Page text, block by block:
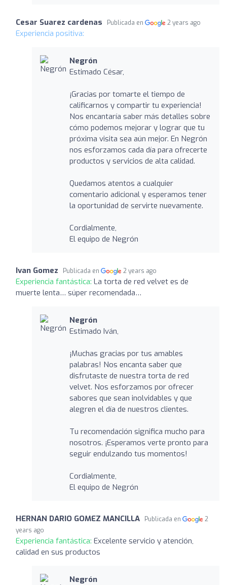
Cesar Suarez cardenas Publicada en 2 years ago
Experiencia positiva:
Negrón
Estimado César,
¡Gracias por tomarte el tiempo de
calificarnos y compartir tu experiencia!
Nos encantaría saber más detalles sobre
cómo podemos mejorar y lograr que tu
próxima visita sea aún mejor. En Negrón
nos esforzamos cada día para ofrecerte
productos y servicios de alta calidad.
Quedamos atentos a cualquier
comentario adicional y esperamos tener
la oportunidad de servirte nuevamente.
Cordialmente,
El equipo de Negrón
Ivan Gomez Publicada en 2 years ago
Experiencia fantástica: La torta de red velvet es de
muerte lenta… súper recomendada…
Negrón
Estimado Iván,
¡Muchas gracias por tus amables
palabras! Nos encanta saber que
disfrutaste de nuestra torta de red
velvet. Nos esforzamos por ofrecer
sabores que sean inolvidables y que
alegren el día de nuestros clientes.
Tu recomendación significa mucho para
nosotros. ¡Esperamos verte pronto para
seguir endulzando tus momentos!
Cordialmente,
El equipo de Negrón
HERNAN DARIO GOMEZ MANCILLA Publicada en
2
years ago
Experiencia fantástica: Excelente servicio y atención,
calidad en sus productos
Negrón